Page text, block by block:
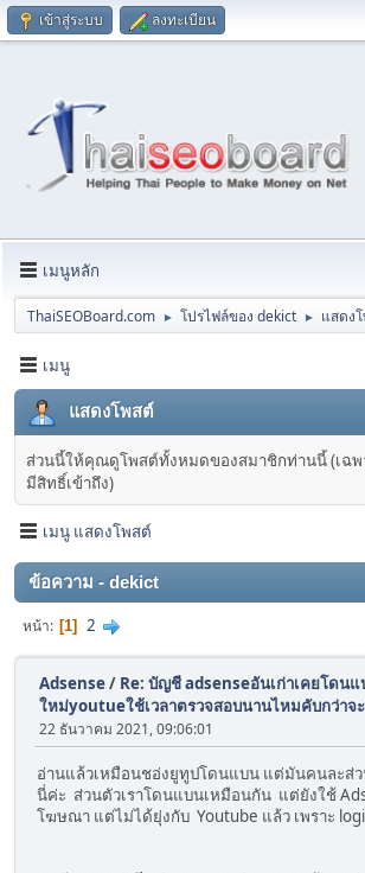
เข้าสู่ระบบ ลงทะเบียน
เมนูหลัก
ThaiSEOBoard.com ► โปรไฟล์ของ dekict ► แสดง
เมนู
แสดงโพสต์
ส่วนนี้ให้คุณดูโพสต์ทั้งหมดของสมาชิกท่านนี้ (เฉ
มีสิทธิ์เข้าถึง)
เมนู แสดงโพสต์
ข้อความ - dekict
หน้า 1 2
Adsense/ Re: บัญชี adsenseอันเก่าเคยโดน
ใหม่youtueใช้เวลาตรวจสอบนานไหมคับกว่าจ
22 ธันวาคม 2021, 09:06:01
อ่านแล้วเหมือนชอ่งยูทูปโดนแบน แต่มันคนละส่
นี่ค่ะ ส่วนตัวเราโดนแบนเหมือนกัน แต่ยังใช้
โฆษณา แต่ไม่ได้ยุ่งกับ Youtube แล้ว เพราะ